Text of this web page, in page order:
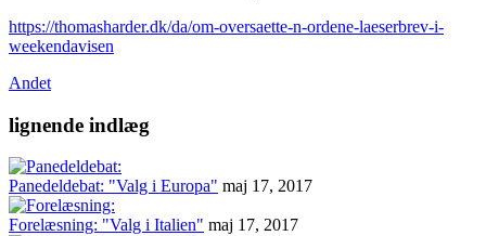
https://thomasharder.dk/da/om-oversaette-n-ordene-laeserbrev-i-
weekendavisen
Andet
lignende indlæg
Panedeldebat: "Valg i Europa" maj 17, 2017
Forelæsning: "Valg i Italien" maj 17, 2017